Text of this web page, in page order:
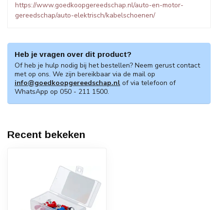
https://www.goedkoopgereedschap.nl/auto-en-motor-
gereedschap/auto-elektrisch/kabelschoenen/
Heb je vragen over dit product?
Of heb je hulp nodig bij het bestellen? Neem gerust contact
met op ons. We zijn bereikbaar via de mail op
info@goedkoopgereedschap.nl of via telefoon of
WhatsApp op 050 - 211 1500.
Recent bekeken